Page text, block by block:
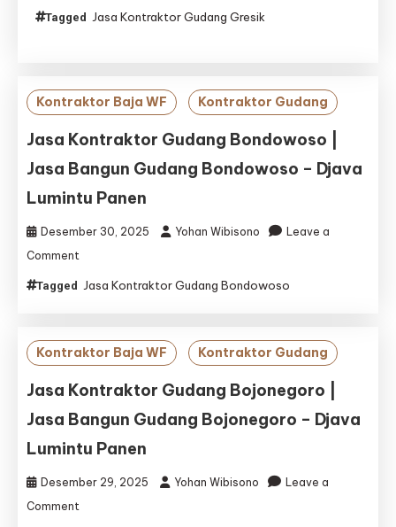
Kontraktor
Jasa
Bangun
Gudang
–
Lumintu
Panen
Tagged Jasa Kontraktor Gudang Gresik
Kontraktor Baja WF Kontraktor Gudang
Jasa Kontraktor Gudang Bondowoso |
Jasa Bangun Gudang Bondowoso – Djava
Lumintu Panen
Desember 30, 2025 Yohan Wibisono
Leave a
Comment
Kontraktor
|
Jasa
Gudang
Bondowoso
Djava
Tagged Jasa Kontraktor Gudang Bondowoso
Kontraktor Baja WF Kontraktor Gudang
Jasa Kontraktor Gudang Bojonegoro |
Jasa Bangun Gudang Bojonegoro – Djava
Lumintu Panen
Desember 29, 2025 Yohan Wibisono
Leave a
Comment